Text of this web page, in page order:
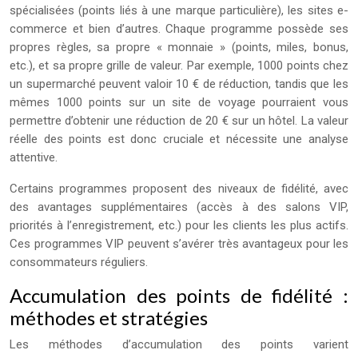
spécialisées (points liés à une marque particulière), les sites e-
commerce et bien d’autres. Chaque programme possède ses
propres règles, sa propre « monnaie » (points, miles, bonus,
etc.), et sa propre grille de valeur. Par exemple, 1000 points chez
un supermarché peuvent valoir 10 € de réduction, tandis que les
mêmes 1000 points sur un site de voyage pourraient vous
permettre d’obtenir une réduction de 20 € sur un hôtel. La valeur
réelle des points est donc cruciale et nécessite une analyse
attentive.
Certains programmes proposent des niveaux de fidélité, avec
des avantages supplémentaires (accès à des salons VIP,
priorités à l’enregistrement, etc.) pour les clients les plus actifs.
Ces programmes VIP peuvent s’avérer très avantageux pour les
consommateurs réguliers.
Accumulation des points de fidélité :
méthodes et stratégies
Les méthodes d’accumulation des points varient